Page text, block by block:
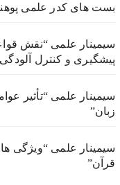
بست های کدر علمی
سیمینار علمی “نقش
پیشگیری و کنترل
سیمینار علمی “تأثیر
زبان”
سیمینار علمی “ویژگی
قرآن”